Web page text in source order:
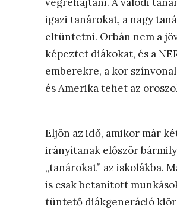
igazi tanárokat, a nagy
eltüntetni. Orbán nem a
képeztet diákokat, és a
emberekre, a kor
és Amerika tehet az
Eljön az idő, amikor már
irányítanak először
„tanárokat” az iskolákba.
is csak betanított
tüntető diákgeneráció